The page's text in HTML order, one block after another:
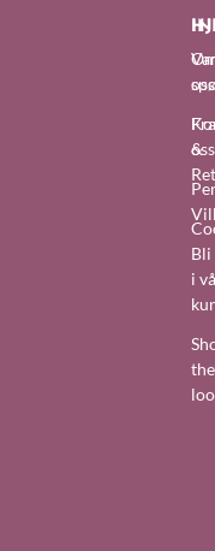
oss
&
Bli
i
the
oss